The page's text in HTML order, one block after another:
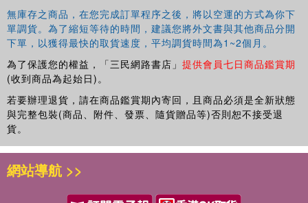
無庫存之商品，在您完成訂單程序之後，將以空運的方式為你下
單調貨。為了縮短等待的時間，建議您將外文書與其他商品分開
下單，以獲得最快的取貨速度，平均調貨時間為1~2個月。
為了保護您的權益，「三民網路書店」 提供會員七日商品鑑賞期
(收到商品為起始日)。
若要辦理退貨，請在商品鑑賞期內寄回，且商品必須是全新狀態
與完整包裝(商品、附件、發票、隨貨贈品等)否則恕不接受退
貨。
網站導航 >>